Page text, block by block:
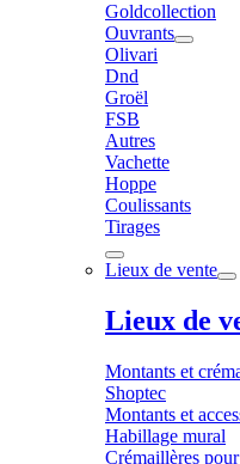
Goldcollection
Ouvrants
Olivari
Dnd
Groël
FSB
Autres
Vachette
Hoppe
Coulissants
Tirages
Lieux de vente
Lieux de
Montants et
Shoptec
Montants et
Habillage mural
Crémaillères